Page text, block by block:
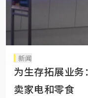
新闻
为生存拓展业
卖家电和零食